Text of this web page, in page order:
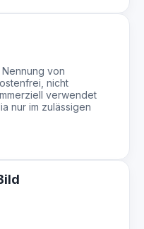
von
nicht
verwendet
nur im zulässigen